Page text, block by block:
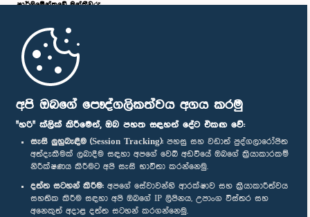
අපි ඔබගේ පෞද්ගලිකත්වය අගය කරමු
"හරි" ක්ලික් කිරීමෙන්, ඔබ පහත සඳහන් දේට එකඟ වේ:
සැසි ලුහුබැඳීම (Session Tracking): පහසු සහ වඩාත් පුද්ගලාරෝපිත
අත්දැකීමක් ලබාදීම සඳහා අපගේ වෙබ් අඩවියේ ඔබගේ ක්‍රියාකාරකම්
නිරීක්ෂණය කිරීමට අපි සැසි භාවිතා කරන්නෙමු.
දත්ත සටහන් කිරීම: අපගේ සේවාවන්හි ආරක්ෂාව සහ ක්‍රියාකාරීත්වය
සහතික කිරීම සඳහා අපි ඔබගේ IP ලිපිනය, උපාංග විස්තර සහ
අනෙකුත් අදාළ දත්ත සටහන් කරගන්නෙමු.
පාර්ලි‌මේන්තුවේ මන්ත්‍රීවරු
මුල් පිටුව
පාර්ලිමේන්තු ජංගම යෙදුම
අප හා සම්බන්ධ වී සිටින්න :